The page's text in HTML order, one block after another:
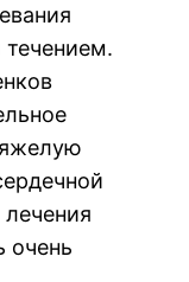
очень